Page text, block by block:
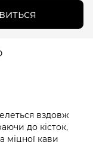
вздовж
до кісток,
міцної кави